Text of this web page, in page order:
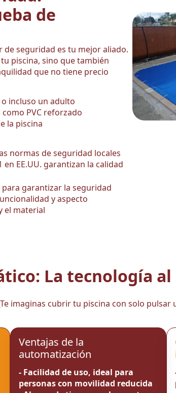
de
de seguridad es tu mejor aliado.
piscina, sino que también
que no tiene precio
incluso un adulto
PVC reforzado
la piscina
normas de seguridad locales
en EE.UU. garantizan la calidad
garantizar la seguridad
y aspecto
el material
La tecnología
imaginas cubrir tu piscina con solo pulsar
Ventajas de la
automatización
- Facilidad de uso, ideal para
personas con movilidad reducida